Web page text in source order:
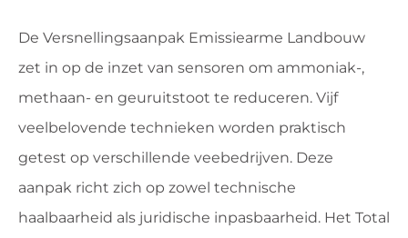
De Versnellingsaanpak Emissiearme Landbouw
zet in op de inzet van sensoren om ammoniak-,
methaan- en geuruitstoot te reduceren. Vijf
veelbelovende technieken worden praktisch
getest op verschillende veebedrijven. Deze
aanpak richt zich op zowel technische
haalbaarheid als juridische inpasbaarheid. Het Total